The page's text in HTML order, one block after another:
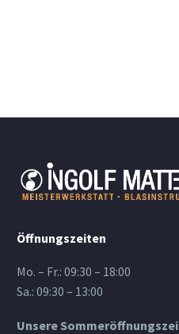
Öffnungszeiten
Mo. – Fr.: 09:30 – 18:00
Sa.: 09:30 – 13:00
Unsere